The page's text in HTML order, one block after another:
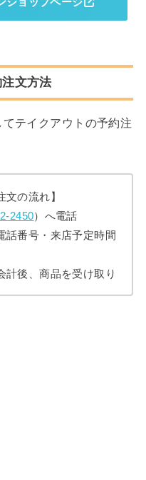
文方法
テイクアウトの予約注
文の流れ】
2450）へ電話
番号・来店予定時間
後、商品を受け取り